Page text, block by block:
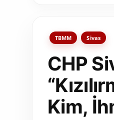
TBMM Sivas
CHP
Kim,